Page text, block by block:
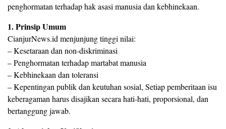
penghormatan terhadap hak asasi manusia dan kebhinekaan.
⁠1. Prinsip Umum
CianjurNews.id menjunjung tinggi nilai:
– Kesetaraan dan non-diskriminasi
– Penghormatan terhadap martabat manusia
– Kebhinekaan dan toleransi
– Kepentingan publik dan keutuhan sosial, Setiap pemberitaan isu
keberagaman harus disajikan secara hati-hati, proporsional, dan
bertanggung jawab.